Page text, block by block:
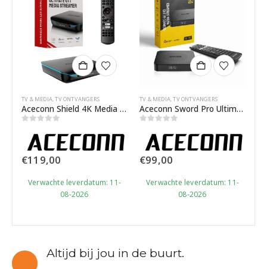
TV & MEDIA,TV ONTVANGERS
Aceconn Shield 4K Media Streamer​
€119,00
Verwachte leverdatum: 11-
08-2026
TV & MEDIA,TV ONTVANGERS
Aceconn Sword Pro Ultimate 4K Media Streamer
€99,00
Verwachte leverdatum: 11-
08-2026
Altijd bij jou in de buurt.